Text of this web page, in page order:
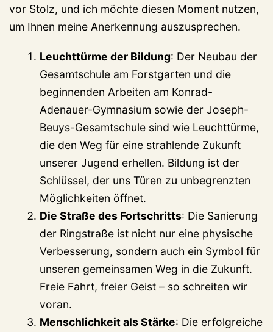
vor Stolz, und ich möchte diesen Moment nutzen,
um Ihnen meine Anerkennung auszusprechen.
Leuchttürme der Bildung: Der Neubau der
Gesamtschule am Forstgarten und die
beginnenden Arbeiten am Konrad-
Adenauer-Gymnasium sowie der Joseph-
Beuys-Gesamtschule sind wie Leuchttürme,
die den Weg für eine strahlende Zukunft
unserer Jugend erhellen. Bildung ist der
Schlüssel, der uns Türen zu unbegrenzten
Möglichkeiten öffnet.
Die Straße des Fortschritts: Die Sanierung
der Ringstraße ist nicht nur eine physische
Verbesserung, sondern auch ein Symbol für
unseren gemeinsamen Weg in die Zukunft.
Freie Fahrt, freier Geist – so schreiten wir
voran.
Menschlichkeit als Stärke: Die erfolgreiche